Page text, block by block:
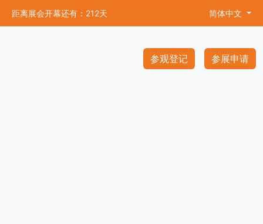
距离展会开幕还有：212天 简体中文
参观登记 参展申请